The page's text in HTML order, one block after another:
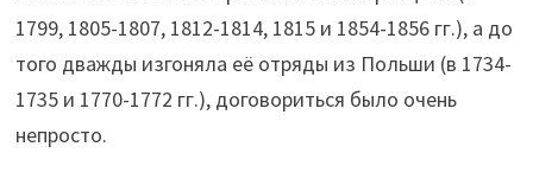
1799, 1805-1807, 1812-1814, 1815 и 1854-1856 гг.), а до
того дважды изгоняла её отряды из Польши (в 1734-
1735 и 1770-1772 гг.), договориться было очень
непросто.